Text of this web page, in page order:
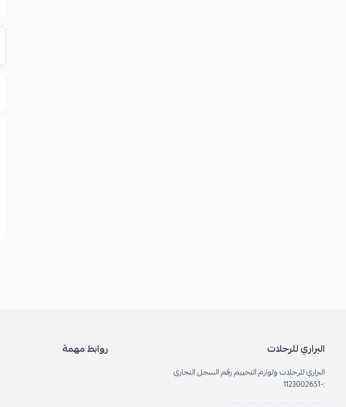
البراري للرحلات
البراري للرحلات ولوازم التخييم رقم السجل التجاري
:-1123002651
روابط مهمة